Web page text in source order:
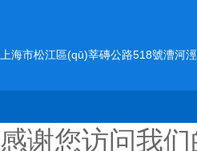
上海市松江區(qū)莘磚公路518號漕河
感谢您访问我